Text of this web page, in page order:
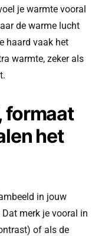
je warmte vooral
de warme lucht
haard vaak het
warmte, zeker als
formaat
het
in jouw
merk je vooral in
of als de